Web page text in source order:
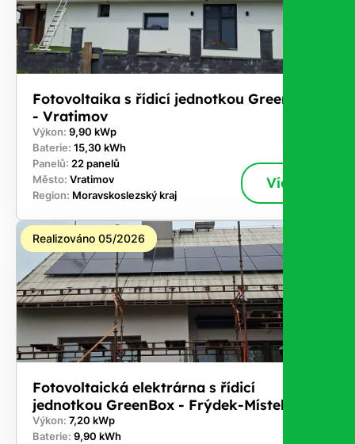
Fotovoltaika s řídicí jednotkou GreenBox
- Vratimov
Výkon: 9,90 kWp
Baterie: 15,30 kWh
Panelů: 22 panelů
Město: Vratimov
Region: Moravskoslezský kraj
Více
Realizováno 05/2026
Fotovoltaická elektrárna s řídicí
jednotkou GreenBox - Frýdek-Místek
Výkon: 7,20 kWp
Baterie: 9,90 kWh